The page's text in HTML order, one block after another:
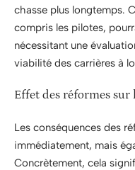
chasse plus longtemps.
compris les pilotes,
nécessitant une
viabilité des carrières à
Effet des réformes sur
Les conséquences des
immédiatement, mais
Concrètement, cela